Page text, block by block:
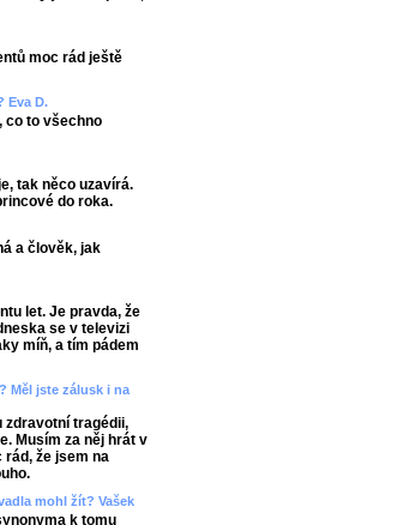
moc rád ještě
Eva D.
co to všechno
tak něco uzavírá.
do roka.
a člověk, jak
let. Je pravda, že
se v televizi
míň, a tím pádem
Měl jste zálusk i na
zdravotní tragédii,
Musím za něj hrát v
že jsem na
mohl žít? Vašek
k tomu